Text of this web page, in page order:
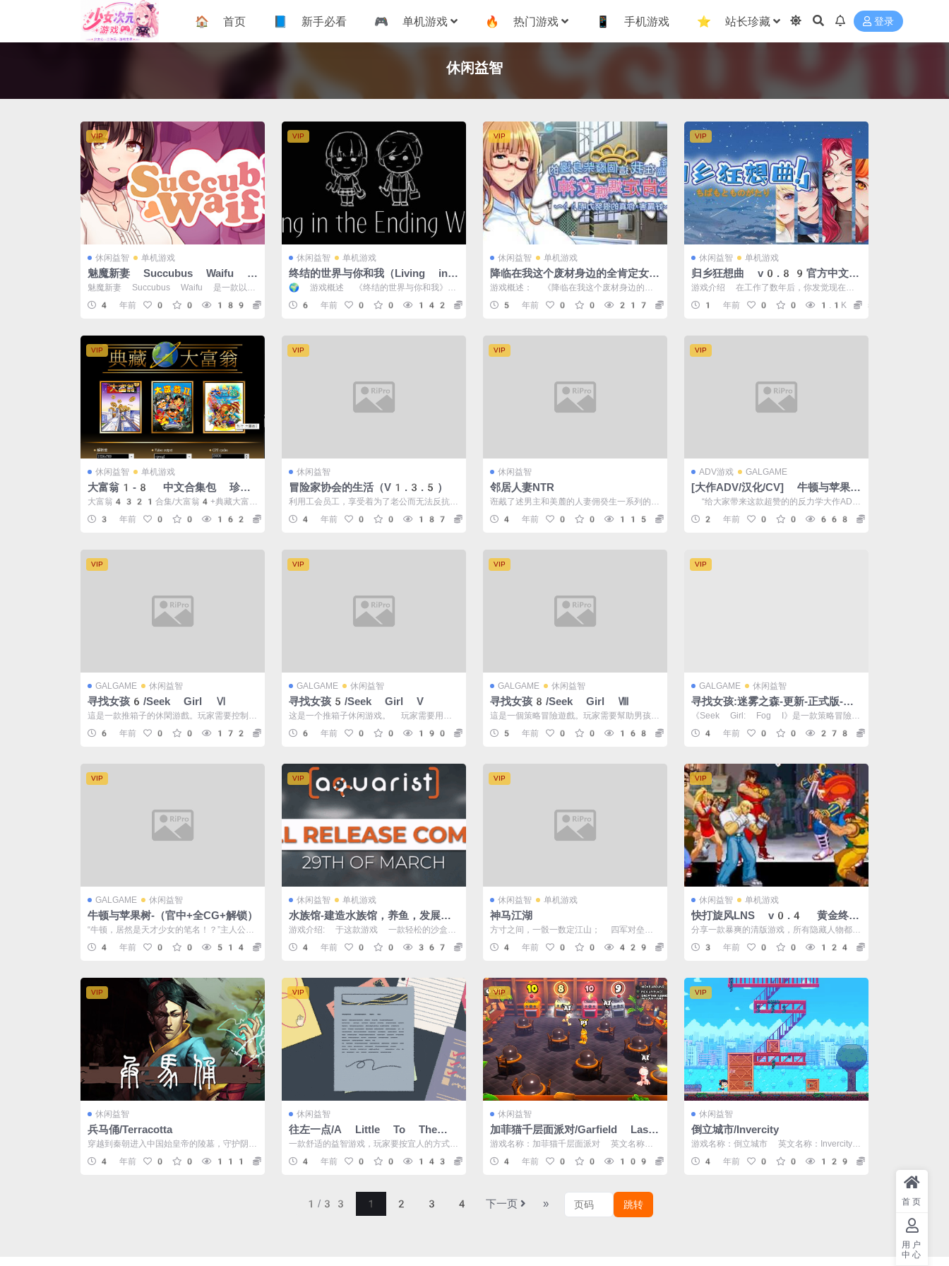
🏠 首页 📘 新手必看 🎮 单机游戏 🔥 热门游戏 📱 手机游戏 ⭐ 站长珍藏 登录
休闲益智
VIP
休闲益智 单机游戏
魅魔新妻 Succubus Waifu 官
方中文版 PC版 剧情互动RPG
魅魔新妻 Succubus Waifu 是一款以新
婚夫妻生活为主题的剧情向角色扮...
4 年前 0 0 189
VIP
休闲益智 单机游戏
终结的世界与你和我（Living in
the Ending World）末日求生
文字冒险游戏全解析
🌍 游戏概述 《终结的世界与你和我》
(Living in the Ending...
6 年前 0 0 142
VIP
休闲益智 单机游戏
降临在我这个废材身边的全肯定女
神！ ～真棒呢，你很努力哦♪♪～
PC 中文版
游戏概述： 《降临在我这个废材身边的全
肯定女神！ ～真棒呢，你很努力哦♪♪～》
是...5 年前 0 0 217
VIP
休闲益智 单机游戏
归乡狂想曲 v0.89官方中文免
安装版
游戏介绍 在工作了数年后，你发觉现在的
一切根本不是自己想要的，在巨大的工作压力
下... 1 年前 0 0 1.1K 5
VIP
休闲益智 单机游戏
大富翁1-8 中文合集包 珍藏
版
大富翁4321合集/大富翁4+典藏大富翁
123 游戏介绍 坐骑升级 乐趣
多...3 年前 0 0 162
VIP
休闲益智
冒险家协会的生活（V1.3.5）
利用工会员工，享受着为了老公而无法反抗的
基拉和西塞露！ 在老公为了冒险者测验而
去...4 年前 0 0 187
VIP
休闲益智
邻居人妻NTR
诳胾了述男主和美麓的人妻佣癸生一系列的奇
妙故事。建风精美，且徙游战封面到立给到
所...4 年前 0 0 115
VIP
ADV游戏 GALGAME
[大作ADV/汉化/CV] 牛顿与苹果树
官方中文无码完结版+无码CG包+存
档6.2G
“给大家带来这款超赞的的反力学大作ADV
游戏最新官方汉化版： 牛顿与苹果树（...
2 年前 0 0 668
VIP
GALGAME 休闲益智
寻找女孩6/Seek Girl Ⅵ
這是一款推箱子的休閑游戲。玩家需要控制男
孩找到妹子完成任務進入下一關卡。巧妙的
關...6 年前 0 0 172
VIP
GALGAME 休闲益智
寻找女孩5/Seek Girl V
这是一个推箱子休闲游戏。 玩家需要用立
方体填充地面上的孔，以营救被困的女孩。
名...6 年前 0 0 190
VIP
GALGAME 休闲益智
寻找女孩8/Seek Girl Ⅷ
這是一個策略冒險遊戲。玩家需要幫助男孩找
到最安全的路線解救女孩。 名称: See...
5 年前 0 0 168
VIP
GALGAME 休闲益智
寻找女孩:迷雾之森-更新-正式版-8
月28（官中）
《Seek Girl: Fog I》是一款策略冒險類
游戲,你將在神秘迷霧中解救被...
4 年前 0 0 278
VIP
GALGAME 休闲益智
牛顿与苹果树-（官中+全CG+解锁）
“牛顿，居然是天才少女的笔名！？”主人公意
外遭遇了时空穿梭。随后出现的是一位少女...
4 年前 0 0 514
VIP
休闲益智 单机游戏
水族馆-建造水族馆，养鱼，发展你
的事业（更新v01.08.202
4 ）
游戏介绍: 于这款游戏 一款轻松的沙盒休
闲模拟游戏，您可以在不同的关卡中执行各
种...4 年前 0 0 367
VIP
休闲益智 单机游戏
神马江湖
方寸之间，一骰一数定江山； 四军对垒，
针锋相对勇者胜； 神马江湖，一起来叱咤
风云...4 年前 0 0 429
VIP
休闲益智 单机游戏
快打旋风LNS v0.4 黄金终极
版 120人物+一键无双99
币 清版过关游戏神作
分享一款暴爽的清版游戏，所有隐藏人物都可
以选择： 快打旋风LNS v0.4 黄金...
3 年前 0 0 124
VIP
休闲益智
兵马俑/Terracotta
穿越到秦朝进入中国始皇帝的陵墓，守护阴阳
之道。作为他曾经忠诚战士之一，利用道的
强...4 年前 0 0 111
VIP
休闲益智
往左一点/A Little To The L
eft
一款舒适的益智游戏，玩家要按宜人的方式对
物品进行分类、堆叠和排列。不过要留意那
只...4 年前 0 0 143
VIP
休闲益智
加菲猫千层面派对/Garfield Lasag
na Party
游戏名称：加菲猫千层面派对 英文名称：G
arfield Lasagna Part...
4 年前 0 0 109
VIP
休闲益智
倒立城市/Invercity
游戏名称：倒立城市 英文名称：Invercity
游戏类型：休闲益智PUZ 游戏...
4 年前 0 0 129
1/33 1 2 3 4 下一页 » 跳转 首页
用户
中心